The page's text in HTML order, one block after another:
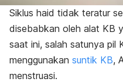
Siklus haid tidak teratur
disebabkan oleh alat KB
saat ini, salah satunya pil
menggunakan suntik KB,
menstruasi.